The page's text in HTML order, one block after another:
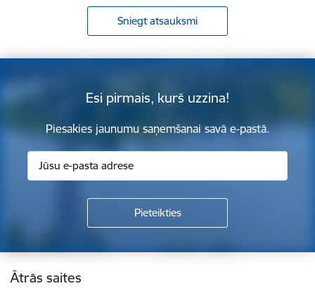
Sniegt atsauksmi
Esi pirmais, kurš uzzina!
Piesakies jaunumu saņemšanai savā e-pastā.
Kājene
Ātrās saites